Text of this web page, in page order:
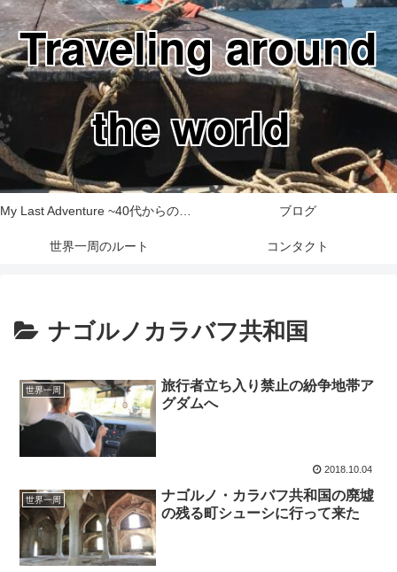
Traveling around
the world
My Last Adventure ~40代からの世界一周旅行記~ ブログ
世界一周のルート コンタクト
ナゴルノカラバフ共和国
世界一周
旅行者立ち入り禁止の紛争地帯ア
グダムへ
2018.10.04
世界一周
ナゴルノ・カラバフ共和国の廃墟
の残る町シューシに行って来た